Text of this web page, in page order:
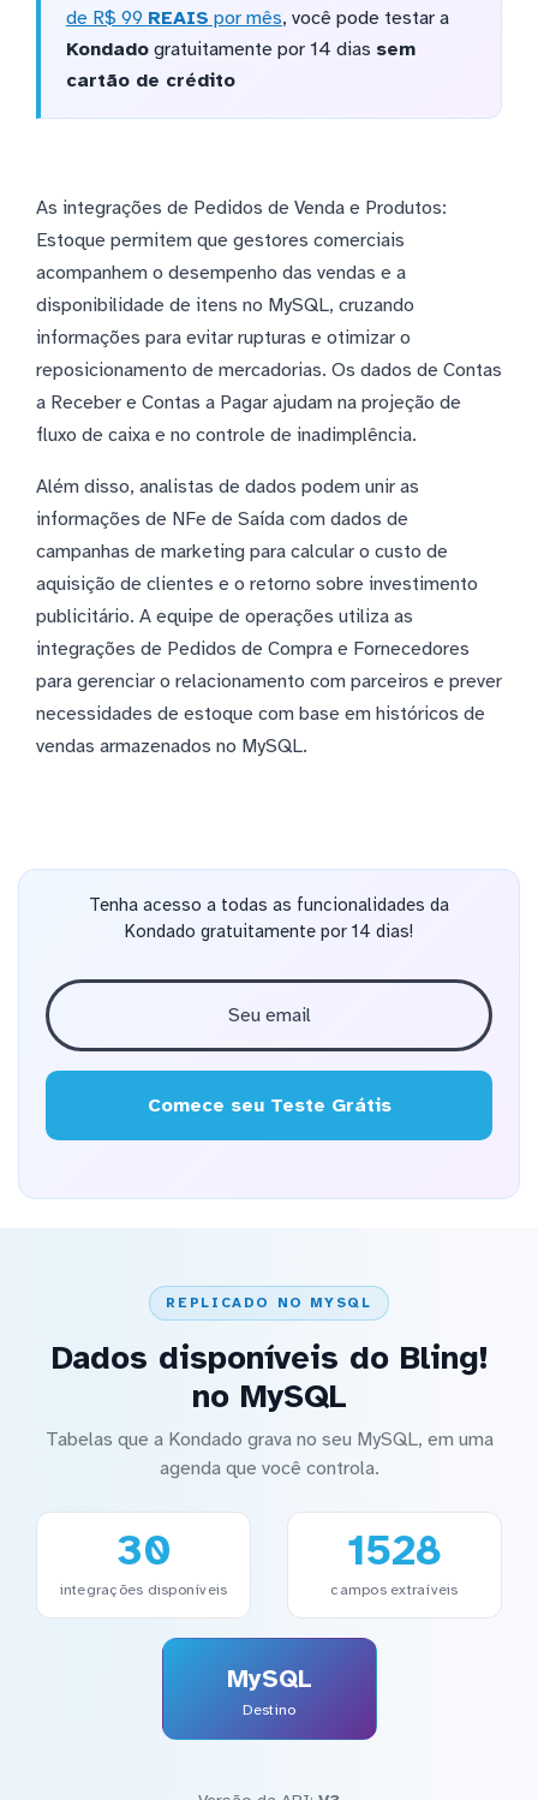
de R$ 99 REAIS por mês, você pode testar a
Kondadogratuitamente por 14 dias sem
cartão de crédito
As integrações de Pedidos de Venda e Produtos:
Estoque permitem que gestores comerciais
acompanhem o desempenho das vendas e a
disponibilidade de itens no MySQL, cruzando
informações para evitar rupturas e otimizar o
reposicionamento de mercadorias. Os dados de Contas
a Receber e Contas a Pagar ajudam na projeção de
fluxo de caixa e no controle de inadimplência.
Além disso, analistas de dados podem unir as
informações de NFe de Saída com dados de
campanhas de marketing para calcular o custo de
aquisição de clientes e o retorno sobre investimento
publicitário. A equipe de operações utiliza as
integrações de Pedidos de Compra e Fornecedores
para gerenciar o relacionamento com parceiros e prever
necessidades de estoque com base em históricos de
vendas armazenados no MySQL.
Tenha acesso a todas as funcionalidades da
Kondado gratuitamente por 14 dias!
Comece seu Teste Grátis
REPLICADO NO MYSQL
Dados disponíveis do Bling!
no MySQL
Tabelas que a Kondado grava no seu MySQL, em uma
agenda que você controla.
30
integrações disponíveis
1528
campos extraíveis
MySQL
Destino